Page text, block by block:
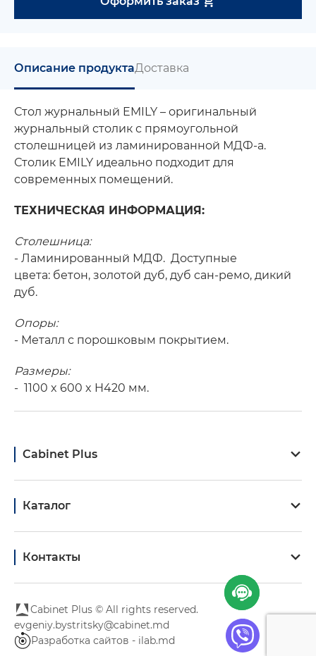
Описание продуктаДоставка
Стол журнальный EMILY – оригинальный
журнальный столик с прямоугольной
столешницей из ламинированной МДФ-а.
Столик EMILY идеально подходит для
современных помещений.
ТЕХНИЧЕСКАЯ ИНФОРМАЦИЯ:
Столешница:
- Ламинированный МДФ. Доступные
цвета: бетон, золотой дуб, дуб cан-pемо, дикий
дуб.
Опоры:
- Металл с порошковым покрытием.
Размеры:
- 1100 x 600 x H420 мм.
Cabinet Plus
Каталог
Контакты
Cabinet Plus © All rights reserved.
evgeniy.bystritsky@cabinet.md
Разработка сайтов - ilab.md